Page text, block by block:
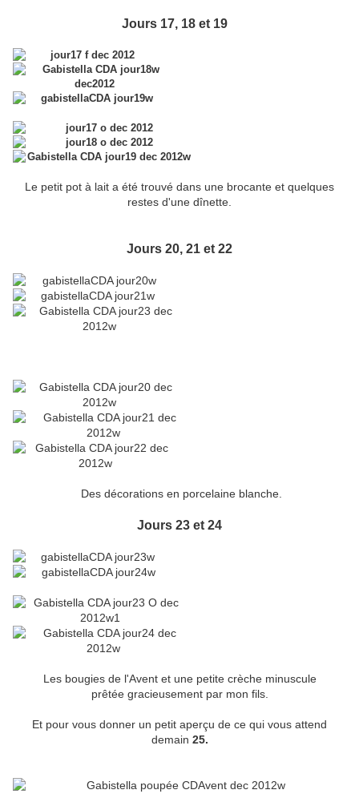
Jours 17, 18 et 19
Le petit pot à lait a été trouvé dans une brocante et quelques
restes d'une dînette.
Jours 20, 21 et 22
Des décorations en porcelaine blanche.
Jours 23 et 24
Les bougies de l'Avent et une petite crèche minuscule
prêtée gracieusement par mon fils.
Et pour vous donner un petit aperçu de ce qui vous attend
demain 25.